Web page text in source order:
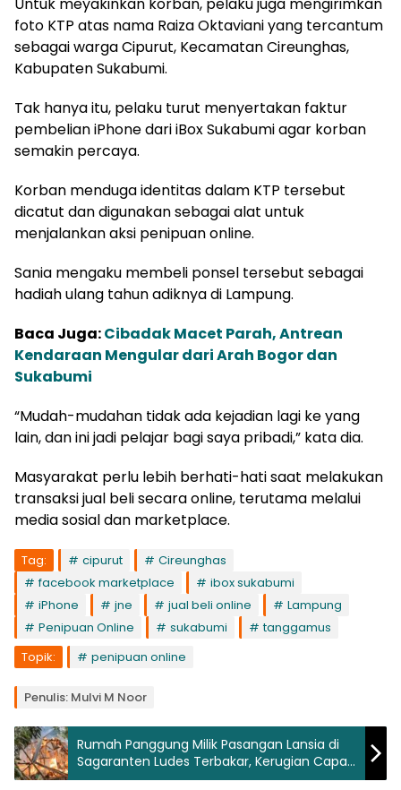
Untuk meyakinkan korban, pelaku juga mengirimkan
foto KTP atas nama Raiza Oktaviani yang tercantum
sebagai warga Cipurut, Kecamatan Cireunghas,
Kabupaten Sukabumi.
Tak hanya itu, pelaku turut menyertakan faktur
pembelian iPhone dari iBox Sukabumi agar korban
semakin percaya.
Korban menduga identitas dalam KTP tersebut
dicatut dan digunakan sebagai alat untuk
menjalankan aksi penipuan online.
Sania mengaku membeli ponsel tersebut sebagai
hadiah ulang tahun adiknya di Lampung.
Baca Juga:Cibadak Macet Parah, Antrean
Kendaraan Mengular dari Arah Bogor dan
Sukabumi
“Mudah-mudahan tidak ada kejadian lagi ke yang
lain, dan ini jadi pelajar bagi saya pribadi,” kata dia.
Masyarakat perlu lebih berhati-hati saat melakukan
transaksi jual beli secara online, terutama melalui
media sosial dan marketplace.
Tag: cipurut
Cireunghas
facebook marketplace
ibox sukabumi
iPhone
jne jual beli online
Lampung
Penipuan Online
sukabumi
tanggamus
Topik:
penipuan online
Penulis: Mulvi M Noor
Rumah Panggung Milik Pasangan Lansia di
Sagaranten Ludes Terbakar, Kerugian Capai
Rp60 Juta